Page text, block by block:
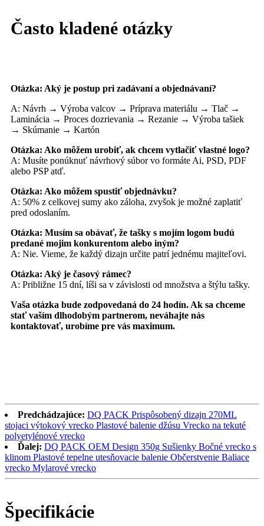
Často kladené otázky
Otázka: Aký je postup pri zadávaní a objednávaní?
A: Návrh → Výroba valcov → Príprava materiálu → Tlač →
Laminácia → Proces dozrievania → Rezanie → Výroba tašiek
→ Skúmanie → Kartón
Otázka: Ako môžem urobiť, ak chcem vytlačiť vlastné logo?
A: Musíte ponúknuť návrhový súbor vo formáte Ai, PSD, PDF
alebo PSP atď.
Otázka: Ako môžem spustiť objednávku?
A: 50% z celkovej sumy ako záloha, zvyšok je možné zaplatiť
pred odoslaním.
Otázka: Musím sa obávať, že tašky s mojím logom budú
predané mojim konkurentom alebo iným?
A: Nie. Vieme, že každý dizajn určite patrí jednému majiteľovi.
Otázka: Aký je časový rámec?
A: Približne 15 dní, líši sa v závislosti od množstva a štýlu tašky.
Vaša otázka bude zodpovedaná do 24 hodín. Ak sa chceme
stať vaším dlhodobým partnerom, neváhajte nás
kontaktovať, urobíme pre vás maximum.
Predchádzajúce: DQ PACK Prispôsobený dizajn 270ML
stojaci výtokový vrecko Plastové balenie džúsu Vrecko na tekuté
polyetylénové vrecko
Ďalej: DQ PACK OEM Design 350g Sušienky Bočné vrecko s
klinom Plastové tepelne utesňovacie balenie Občerstvenie Baliace
vrecko Mylarové vrecko
Špecifikácie